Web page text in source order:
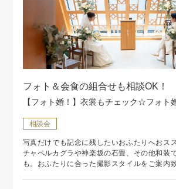
フォト＆会食の組合せも相談OK！
【フォト婚！】衣裳もチェック☆フォト
相談会
写真だけでも記念に残したいおふたりへおス
チャペルカグラや神楽坂の石畳、その他和装
も。おふたりに合った撮影スタイルをご案内